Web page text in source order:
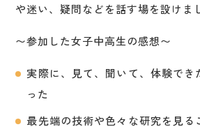
や迷い、疑問などを話す場を設けま
〜参加した女子中高生の感想〜
実際に、見て、聞いて、体験でき
った
最先端の技術や色々な研究を見る